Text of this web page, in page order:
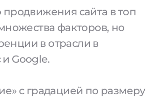
продвижения сайта в топ
факторов, но
в отрасли в
Google.
с градацией по размеру